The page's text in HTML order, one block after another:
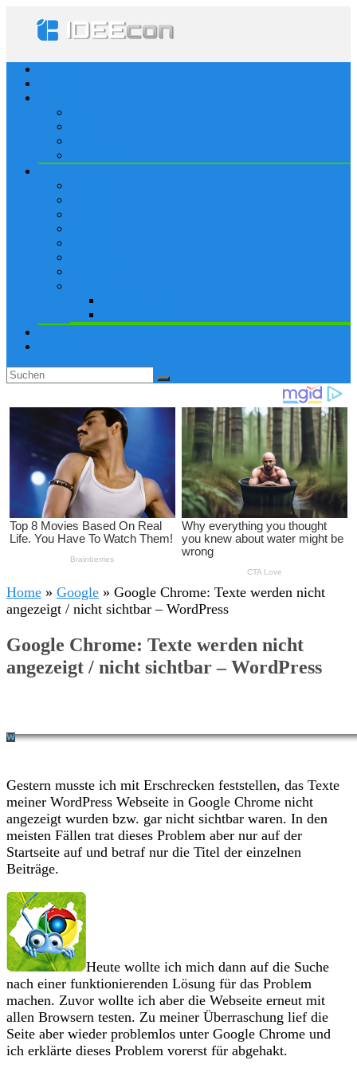
Home » Google » Google Chrome: Texte werden nicht
angezeigt / nicht sichtbar – WordPress
Google Chrome: Texte werden nicht
angezeigt / nicht sichtbar – WordPress
Gestern musste ich mit Erschrecken feststellen, das Texte
meiner WordPress Webseite in Google Chrome nicht
angezeigt wurden bzw. gar nicht sichtbar waren. In den
meisten Fällen trat dieses Problem aber nur auf der
Startseite auf und betraf nur die Titel der einzelnen
Beiträge.
Heute wollte ich mich dann auf die Suche
nach einer funktionierenden Lösung für das Problem
machen. Zuvor wollte ich aber die Webseite erneut mit
allen Browsern testen. Zu meiner Überraschung lief die
Seite aber wieder problemlos unter Google Chrome und
ich erklärte dieses Problem vorerst für abgehakt.